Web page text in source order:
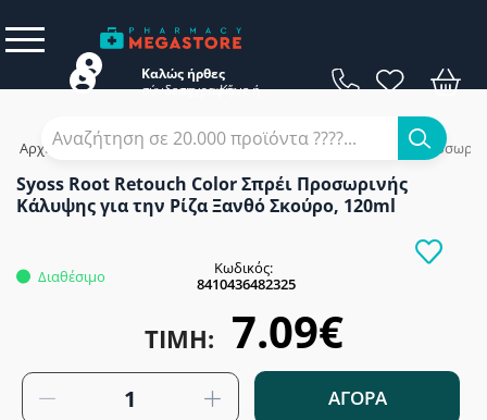
Καλώς ήρθες
Κάνε
σύνδεση ή
εγγραφή
Αρχική / Εταιρίες Syoss /Syoss Root Retouch Color Σπρέι
Syoss Root Retouch Color Σπρέι Προσωρινής
Κάλυψης για την Ρίζα Ξανθό Σκούρο, 120ml
Διαθέσιμο
Κωδικός:
8410436482325
ΤΙΜΉ: 7.09€
ΑΓΟΡΑ